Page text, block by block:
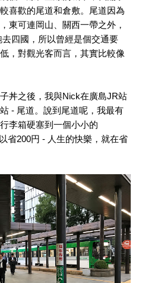
喜歡的尾道和倉敷。尾道因為
東可連岡山、關西一帶之外，
去四國，所以曾經是個交通要
，對觀光客而言，其實比較像
丼之後，我與Nick在廣島JR站
- 尾道。說到尾道呢，我最有
李箱硬塞到一個小小的
省200円 - 人生的快樂，就在省